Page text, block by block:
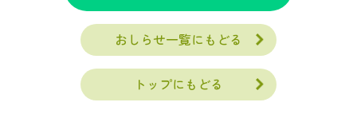
おしらせ一覧にもどる
トップにもどる